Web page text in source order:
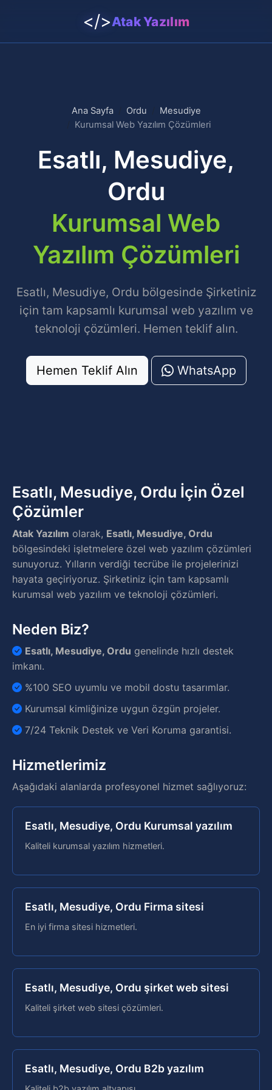
</>Atak Yazılım
Ana Sayfa Ordu
Mesudiye
Kurumsal Web Yazılım Çözümleri
Esatlı, Mesudiye,
Ordu
Kurumsal Web
Yazılım Çözümleri
Esatlı, Mesudiye, Ordu bölgesinde Şirketiniz
için tam kapsamlı kurumsal web yazılım ve
teknoloji çözümleri. Hemen teklif alın.
Hemen Teklif Alın WhatsApp
Esatlı, Mesudiye, Ordu İçin Özel
Çözümler
Atak Yazılım olarak, Esatlı, Mesudiye, Ordu
bölgesindeki işletmelere özel web yazılım çözümleri
sunuyoruz. Yılların verdiği tecrübe ile projelerinizi
hayata geçiriyoruz. Şirketiniz için tam kapsamlı
kurumsal web yazılım ve teknoloji çözümleri.
Neden Biz?
Esatlı, Mesudiye, Ordu genelinde hızlı destek
imkanı.
%100 SEO uyumlu ve mobil dostu tasarımlar.
Kurumsal kimliğinize uygun özgün projeler.
7/24 Teknik Destek ve Veri Koruma garantisi.
Hizmetlerimiz
Aşağıdaki alanlarda profesyonel hizmet sağlıyoruz:
Esatlı, Mesudiye, Ordu Kurumsal yazılım
Kaliteli kurumsal yazılım hizmetleri.
Esatlı, Mesudiye, Ordu Firma sitesi
En iyi firma sitesi hizmetleri.
Esatlı, Mesudiye, Ordu şirket web sitesi
Kaliteli şirket web sitesi çözümleri.
Esatlı, Mesudiye, Ordu B2b yazılım